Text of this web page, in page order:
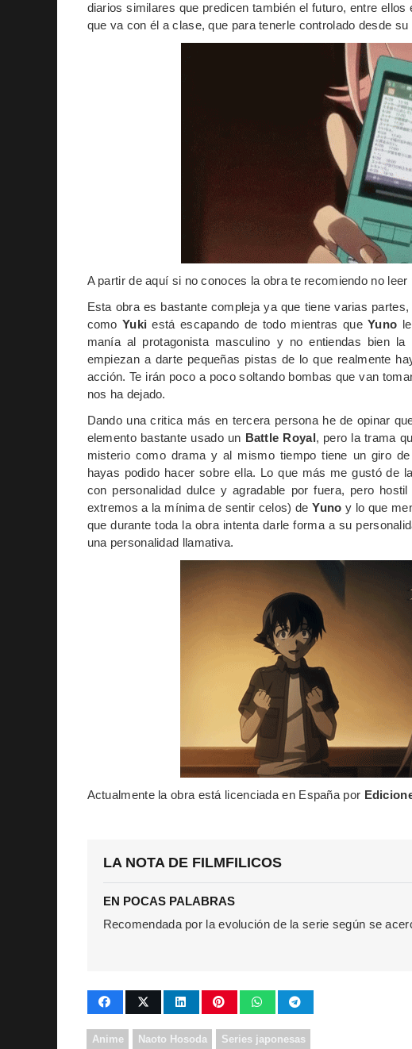
diarios similares que predicen también el futuro, entre
que va con él a clase, que para tenerle controlado desde
A partir de aquí si no conoces la obra te recomiendo no
Esta obra es bastante compleja ya que tiene varias
como Yuki está escapando de todo mientras queYuno
manía al protagonista masculino y no entiendas bien
empiezan a darte pequeñas pistas de lo que realmente
acción. Te irán poco a poco soltando bombas que van
nos ha dejado.
Dando una critica más en tercera persona he de opinar
elemento bastante usado un Battle Royal, pero la trama
misterio como drama y al mismo tiempo tiene un giro
hayas podido hacer sobre ella. Lo que más me gustó de
con personalidad dulce y agradable por fuera, pero
extremos a la mínima de sentir celos) deYuno y lo que
que durante toda la obra intenta darle forma a su
una personalidad llamativa.
Actualmente la obra está licenciada en España por
LA NOTA DE FILMFILICOS
EN POCAS PALABRAS
Recomendada por la evolución de la serie según se
Anime Naoto Hosoda Series japonesas